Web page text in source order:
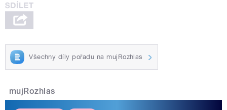
Všechny díly pořadu na mujRozhlas
mujRozhlas